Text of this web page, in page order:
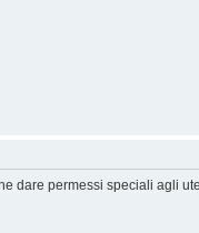
dare permessi speciali agli